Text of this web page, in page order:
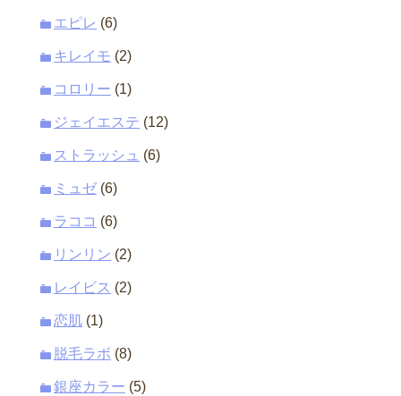
エピレ (6)
キレイモ (2)
コロリー (1)
ジェイエステ (12)
ストラッシュ (6)
ミュゼ (6)
ラココ (6)
リンリン (2)
レイビス (2)
恋肌 (1)
脱毛ラボ (8)
銀座カラー (5)